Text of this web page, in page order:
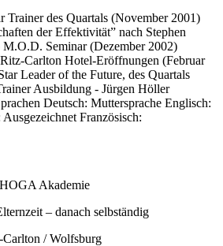
Trainer des Quartals (November 2001)
der Effektivität” nach Stephen
Seminar (Dezember 2002)
Carlton Hotel-Eröffnungen (Februar
Leader of the Future, des Quartals
Ausbildung - Jürgen Höller
Deutsch: Muttersprache Englisch:
Französisch:
Akademie
– danach selbständig
/ Wolfsburg